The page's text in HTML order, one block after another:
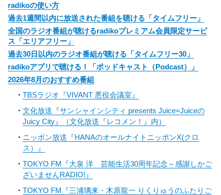
radikoの使い方
過去1週間以内に放送された番組を聴ける「タイムフリー」
全国のラジオ番組が聴けるradikoプレミアム会員限定サービ
ス「エリアフリー」
過去30日以内のラジオ番組が聴ける「タイムフリー30」
radikoアプリで聴ける！「ポッドキャスト（Podcast）」
2026年8月のおすすめ番組
TBSラジオ『VIVANT 悪役会議室』
文化放送『サンシャインシティ presents Juice=Juiceの
Juicy City』（文化放送『レコメン！』内）
ニッポン放送『HANAのオールナイトニッポンX(クロ
ス）』
TOKYO FM『大泉 洋 芸能生活30周年記念～感謝しかご
ざいませんRADIO!』
TOKYO FM『三浦璃来・木原龍一 りくりゅうのふたりご